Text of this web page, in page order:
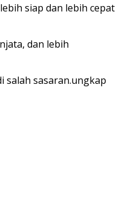
siap dan lebih cepat
dan lebih
salah sasaran.ungkap